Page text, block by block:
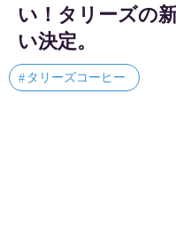
い！タリーズの
い決定。
タリーズコーヒー